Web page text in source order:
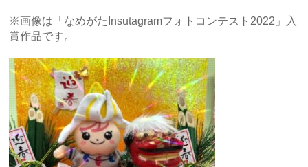
※画像は「なめがたInsutagramフォトコンテスト2022」入
賞作品です。